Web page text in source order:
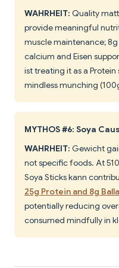
WAHRHEIT: Quality
provide meaningful
muscle maintenance;
calcium and Eisen
ist treating it as a
mindless munching
MYTHOS #6: Soya
WAHRHEIT: Gewicht
not specific foods. At
Soya Sticks kann
25g Protein and 8g
potentially reducing
consumed mindfully in